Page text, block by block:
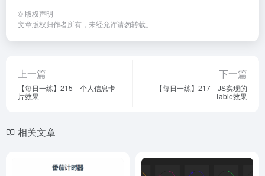
© 版权声明
文章版权归作者所有，未经允许请勿转载。
上一篇
【每日一练】215—个人信息卡
片效果
下一篇
【每日一练】217—JS实现的
Table效果
相关文章